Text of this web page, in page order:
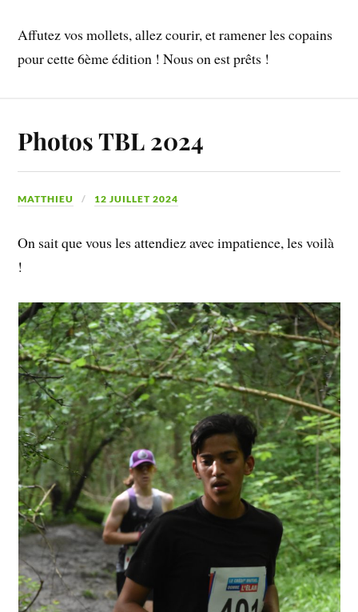
Affutez vos mollets, allez courir, et ramener les copains
pour cette 6ème édition ! Nous on est prêts !
Photos TBL 2024
MATTHIEU 12 JUILLET 2024
On sait que vous les attendiez avec impatience, les voilà
!